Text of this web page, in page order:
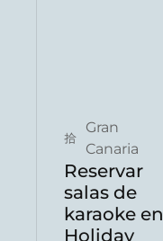
Gran
Canaria
Reservar
salas de
karaoke en
Holiday